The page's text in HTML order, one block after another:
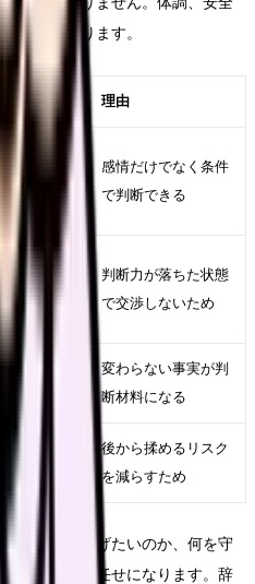
肢で変わります。
理由
人比較
感情だけでなく条件
で判断できる
的相談
判断力が落ちた状態
で交渉しないため
準備を
変わらない事実が判
断材料になる
引き継
整える
後から揉めるリスク
を減らすため
、何から逃げたいのか、何を守
選択肢が運任せになります。辞